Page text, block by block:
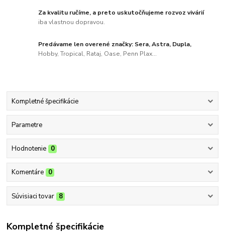
Za kvalitu ručíme, a preto uskutočňujeme rozvoz vivárií
iba vlastnou dopravou.
Predávame len overené značky: Sera, Astra, Dupla,
Hobby, Tropical, Rataj, Oase, Penn Plax...
Kompletné špecifikácie
Parametre
Hodnotenie 0
Komentáre 0
Súvisiaci tovar 8
Kompletné špecifikácie